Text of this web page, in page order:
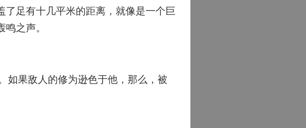
足有十几平米的距离，就像是一个巨
之声。
果敌人的修为逊色于他，那么，被